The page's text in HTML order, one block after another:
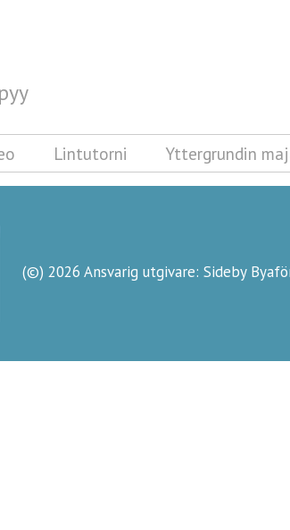
Lintutorni Yttergrundin
(©) 2026 Ansvarig utgivare: Sideby